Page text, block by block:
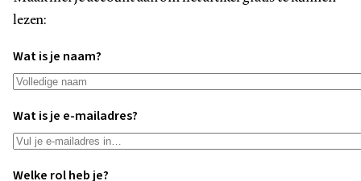
lezen:
Wat is je naam?
Wat is je e-mailadres?
Welke rol heb je?